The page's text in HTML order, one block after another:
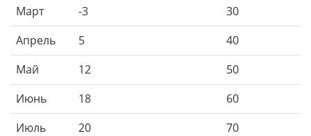
Март
-3
30
Апрель
5
40
Май
12
50
Июнь
18
60
Июль
20
70